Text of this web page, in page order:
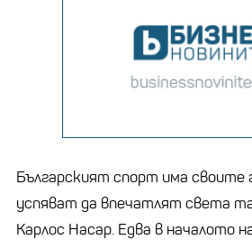
Българският спорт има своите
успяват да впечатлят света
Карлос Насар. Едва в началото